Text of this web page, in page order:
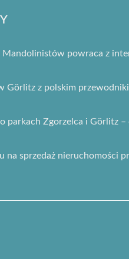
Mandolinistów powraca z
Görlitz z polskim
parkach Zgorzelca i Görlitz –
na sprzedaż nieruchomości